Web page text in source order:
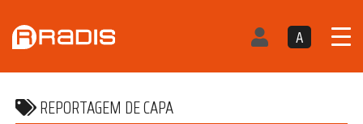
A
REPORTAGEM DE CAPA